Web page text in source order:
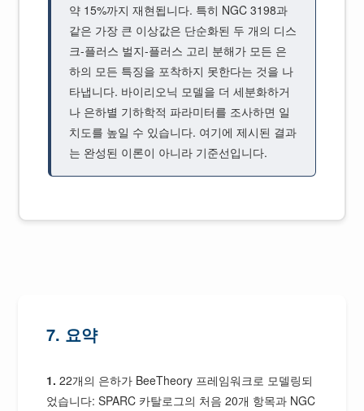
약 15%까지 재현됩니다. 특히 NGC 3198과
같은 가장 큰 이상값은 단순화된 두 개의 디스
크-플러스 벌지-플러스 고리 분해가 모든 은
하의 모든 특징을 포착하지 못한다는 것을 나
타냅니다. 바이리오닉 모델을 더 세분화하거
나 은하별 기하학적 파라미터를 조사하면 일
치도를 높일 수 있습니다. 여기에 제시된 결과
는 완성된 이론이 아니라 기준선입니다.
7. 요약
1. 22개의 은하가 BeeTheory 프레임워크로 모델링되
었습니다: SPARC 카탈로그의 처음 20개 항목과 NGC